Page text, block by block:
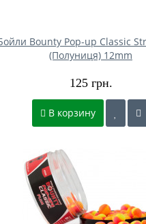
Bounty Pop-up Classic
(Полуниця) 12mm
125 грн.
В корзину